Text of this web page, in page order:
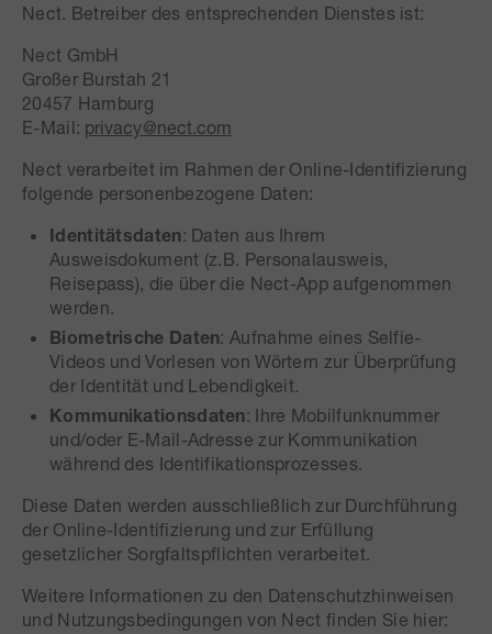
Nect. Betreiber des entsprechenden Dienstes ist:
Nect GmbH
Großer Burstah 21
20457 Hamburg
E-Mail: privacy@nect.com
Nect verarbeitet im Rahmen der Online-Identifizierung
folgende personenbezogene Daten:
Identitätsdaten: Daten aus Ihrem
Ausweisdokument (z.B. Personalausweis,
Reisepass), die über die Nect-App aufgenommen
werden.
Biometrische Daten: Aufnahme eines Selfie-
Videos und Vorlesen von Wörtern zur Überprüfung
der Identität und Lebendigkeit.
Kommunikationsdaten: Ihre Mobilfunknummer
und/oder E-Mail-Adresse zur Kommunikation
während des Identifikationsprozesses.
Diese Daten werden ausschließlich zur Durchführung
der Online-Identifizierung und zur Erfüllung
gesetzlicher Sorgfaltspflichten verarbeitet.
Weitere Informationen zu den Datenschutzhinweisen
und Nutzungsbedingungen von Nect finden Sie hier: